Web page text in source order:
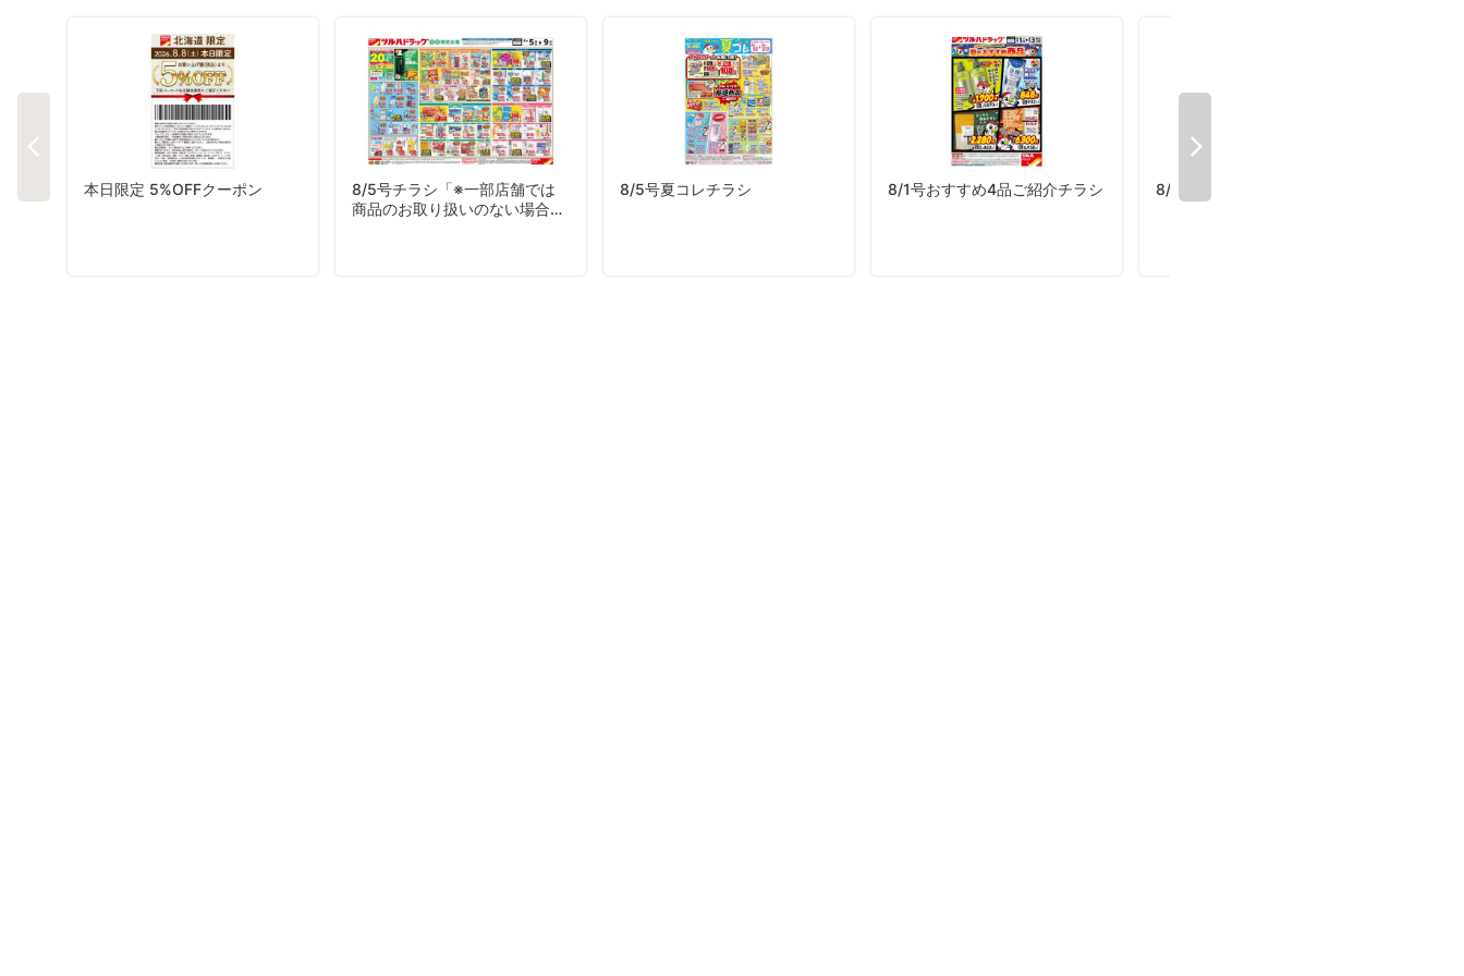
本日限定 5%OFFクーポン
8/5号チラシ「※一部店舗では
商品のお取り扱いのない場合が
8/5号夏コレチラシ 8/1号おすすめ4品ご紹介チラシ 8/8〜8/14 アース製薬5％OFF